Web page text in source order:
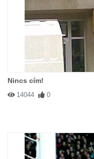
Nincs cím!
14044 0